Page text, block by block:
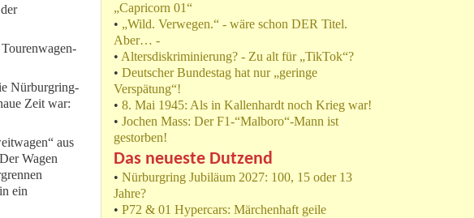
Nürburgring-
Zeit war:
aus
Wagen
ein
„Capricorn 01“
• „Wild. Verwegen.“ - wäre schon DER Titel.
Aber… -
• Altersdiskriminierung? - Zu alt für „TikTok“?
• Deutscher Bundestag hat nur „geringe
Verspätung“!
• 8. Mai 1945: Als in Kallenhardt noch Krieg war!
• Jochen Mass: Der F1-“Malboro“-Mann ist
gestorben!
Das neueste Dutzend
• Nürburgring Jubiläum 2027: 100, 15 oder 13
Jahre?
• P72 & 01 Hypercars: Märchenhaft geile